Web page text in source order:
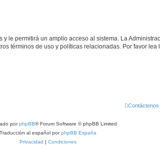
le permitirá un amplio acceso al sistema. La
términos de uso y políticas relacionadas. Por favor
Contáctenos
porphpBB® Forum Software © phpBB Limited
Traducción al español porphpBB España
Privacidad | Condiciones